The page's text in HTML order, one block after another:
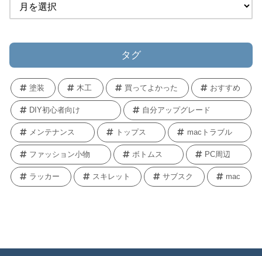
タグ
塗装 木工 買ってよかった おすすめ
DIY初心者向け 自分アップグレード
メンテナンス トップス macトラブル
ファッション小物 ボトムス PC周辺
ラッカー スキレット サブスク mac